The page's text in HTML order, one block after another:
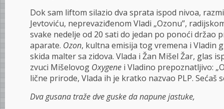
Dok sam liftom silazio dva sprata ispod nivoa,
Jevtoviću, neprevaziđenom Vladi „Ozonu”,
svake nedelje od 20 sati do jedan po ponoći držao
aparate. Ozon, kultna emisija tog vremena i Vladin
skida malter sa zidova. Vlada i Žan Mišel Žar, glas
zvuci Mišelovog Oxygene i Vladino prepoznatljivo:
lične prirode, Vlada ih je kratko nazvao PLP. Sećaš
Dva gusana traže dve guske da napune jastuke,